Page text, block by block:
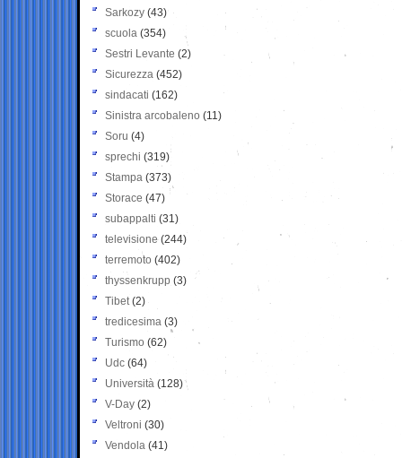
Sarkozy (43)
scuola (354)
Sestri Levante (2)
Sicurezza (452)
sindacati (162)
Sinistra arcobaleno (11)
Soru (4)
sprechi (319)
Stampa (373)
Storace (47)
subappalti (31)
televisione(244)
terremoto (402)
thyssenkrupp (3)
Tibet(2)
tredicesima (3)
Turismo (62)
Udc (64)
Università (128)
V-Day (2)
Veltroni (30)
Vendola (41)